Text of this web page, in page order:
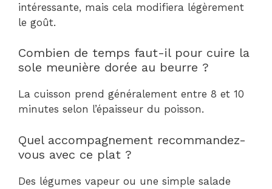
intéressante, mais cela modifiera légèrement
le goût.
Combien de temps faut-il pour cuire la
sole meunière dorée au beurre ?
La cuisson prend généralement entre 8 et 10
minutes selon l’épaisseur du poisson.
Quel accompagnement recommandez-
vous avec ce plat ?
Des légumes vapeur ou une simple salade